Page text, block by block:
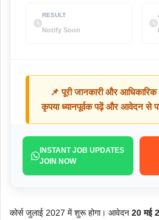
RESULT
Notify Soon
📌 पूरी जानकारी और
कृपया ध्यानपूर्वक पढ़ें और आवेदन से
INSTANT JOB UPDATES
JOIN NOW
कोर्स जुलाई 2027 में शुरू होगा। आवेदन 20 मई